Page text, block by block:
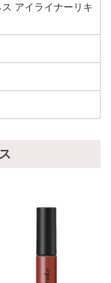
アイライナーリキ